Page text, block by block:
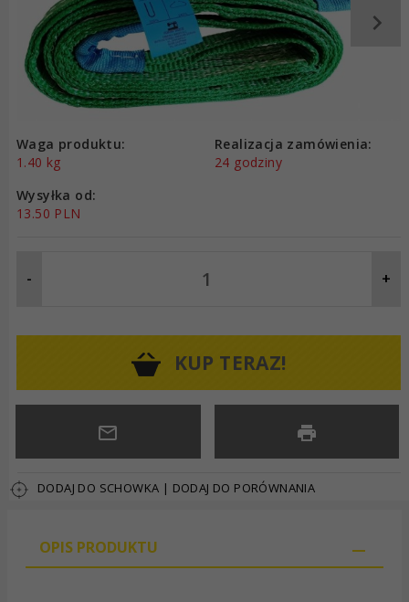
Waga produktu:
1.40 kg
Realizacja zamówienia:
24 godziny
Wysyłka od:
13.50 PLN
- +
KUP TERAZ!
DODAJ DO SCHOWKA | DODAJ DO PORÓWNANIA
OPIS PRODUKTU